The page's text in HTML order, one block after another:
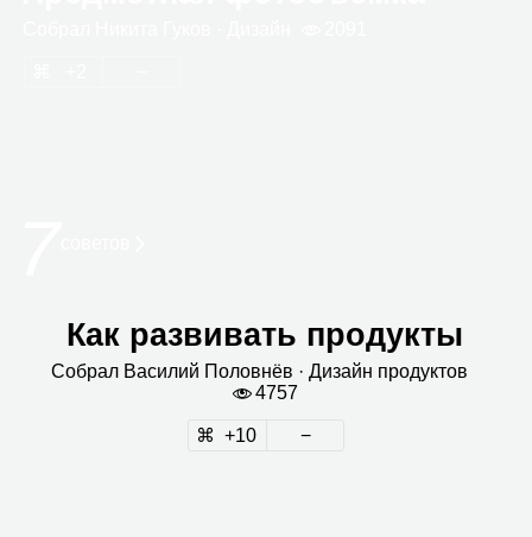
Как развивать продукты
Собрал Васи­лий Полов­нёв · Дизайн про­дук­тов
4757
10